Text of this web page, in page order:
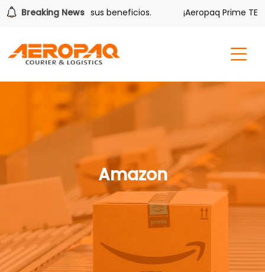
Breaking News
también tiene sus beneficios. ¡Aeropaq Prime TE DA
Amazon